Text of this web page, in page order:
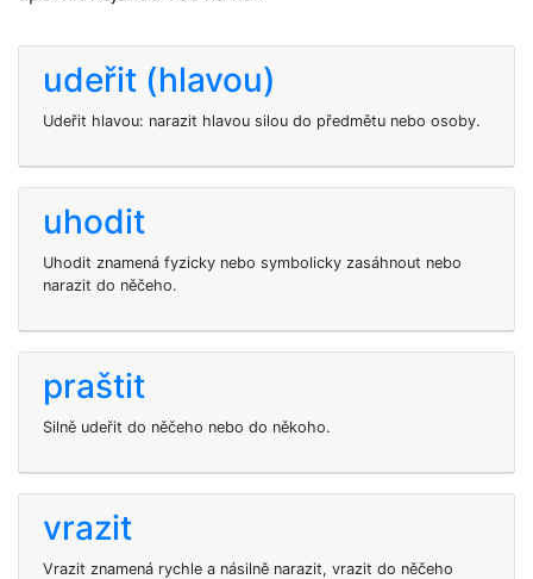
udeřit (hlavou)
Udeřit hlavou: narazit hlavou silou do předmětu nebo osoby.
uhodit
Uhodit znamená fyzicky nebo symbolicky zasáhnout nebo
narazit do něčeho.
praštit
Silně udeřit do něčeho nebo do někoho.
vrazit
Vrazit znamená rychle a násilně narazit, vrazit do něčeho